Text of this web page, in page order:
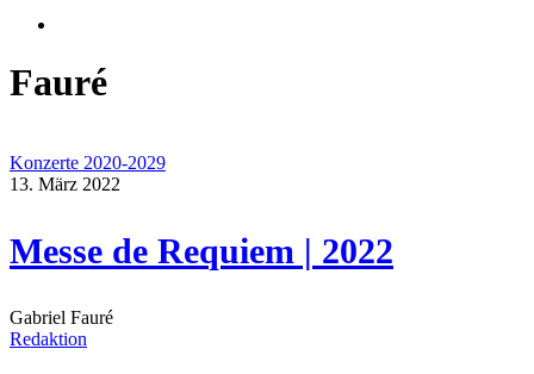
Fauré
Konzerte 2020-2029
13. März 2022
Messe de Requiem | 2022
Gabriel Fauré
Redaktion